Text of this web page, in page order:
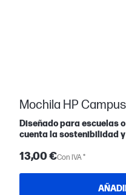
Mochila HP
Diseñado para escuelas
cuenta la sostenibilidad
13,00 €Con IVA *